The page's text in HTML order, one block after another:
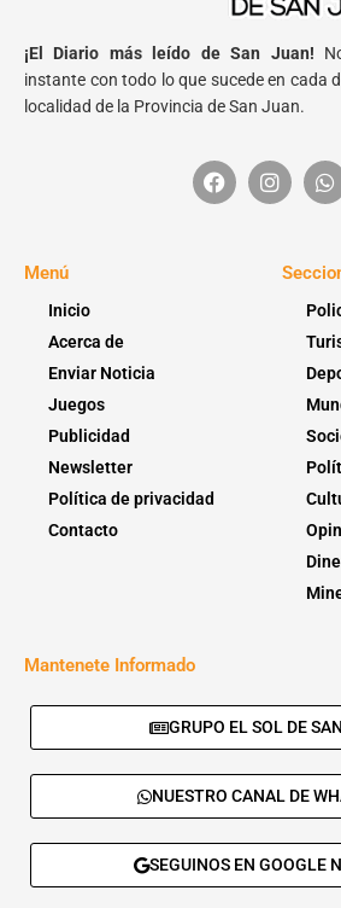
¡El Diario más leído de San Juan!
instante con todo lo que sucede en cada
localidad de la Provincia de San Juan.
Menú
Inicio
Acerca de
Enviar Noticia
Juegos
Publicidad
Newsletter
Política de privacidad
Contacto
Mantenete Informado
GRUPO EL SOL DE
NUESTRO CANAL DE
SEGUINOS EN GOOGLE